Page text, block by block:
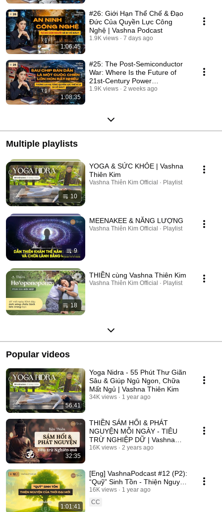
1:06:45
#26: Giới Hạn Thể Chế & Đạo
Đức Của Quyền Lực Công
Nghệ | Vashna Podcast
1.9K views 7 days ago
1:08:35
#25: The Post-Semiconductor
War: Where Is the Future of
21st-Century Power
Infrastructure Headed?...
1.9K views 2 weeks ago
Multiple playlists
10
YOGA & SỨC KHỎE | Vashna
Thiên Kim
Vashna Thiên Kim Official · Playlist
9
MEENAKEE & NĂNG LƯỢNG
Vashna Thiên Kim Official · Playlist
18
THIỀN cùng Vashna Thiên Kim
Vashna Thiên Kim Official · Playlist
Popular videos
56:41
Yoga Nidra - 55 Phút Thư Giãn
Sâu & Giúp Ngủ Ngon, Chữa
Mất Ngủ | Vashna Thiên Kim
34K views 1 year ago
32:35
THIỀN SÁM HỐI & PHÁT
NGUYỆN MỖI NGÀY - TIÊU
TRỪ NGHIỆP DỮ | Vashna
Thiên Kim
16K views 2 years ago
1:01:41
[Eng] VashnaPodcast #12 (P2):
“Quỹ” Sinh Tồn - Thiện Nguyện
Của Thời Đại Mới | Vashna
Thiên Kim
16K views
1 year ago
CC